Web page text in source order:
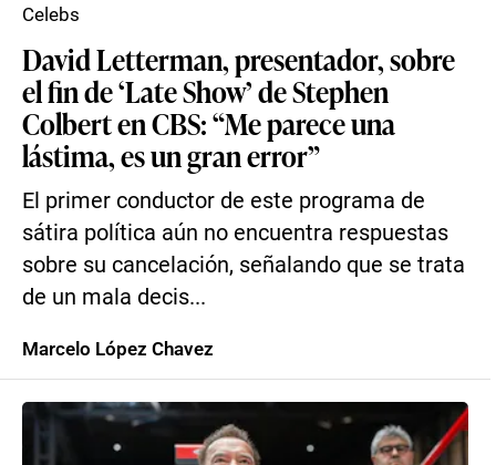
David Letterman, presentador, sobre
el fin de ‘Late Show’ de Stephen
Colbert en CBS: “Me parece una
lástima, es un gran error”
El primer conductor de este programa de
sátira política aún no encuentra respuestas
sobre su cancelación, señalando que se trata
de un mala decis...
Celebs
Marcelo López Chavez